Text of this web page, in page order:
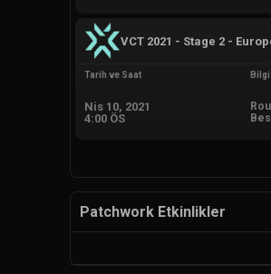
VCT 2021 - Stage 2 -
Tarih ve Saat
Nis 10, 2021
4:00 ÖS
Bilgi
Patchwork Etkinlikler